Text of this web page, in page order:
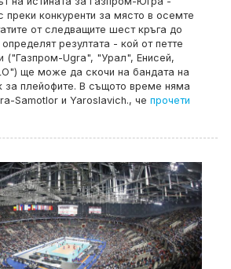
преки конкуренти за място в осемте
от следващите шест кръга до
резултата - кой от петте
("Газпром-Ugra", "Урал", Енисей,
ще може да скочи на бандата на
за плейофите. В същото време няма
Samotlor и Yaroslavich., че прочети